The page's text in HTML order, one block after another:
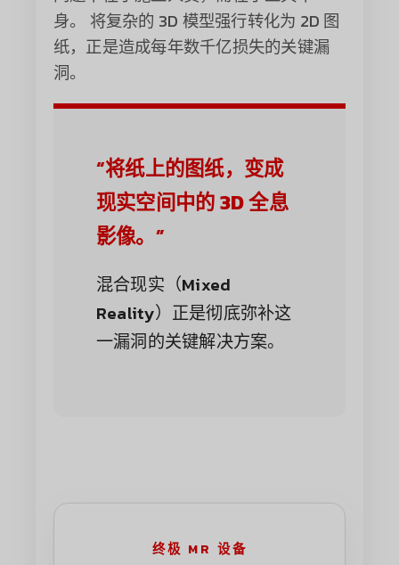
身。 将复杂的 3D 模型强行转化为 2D 图
纸，正是造成每年数千亿损失的关键漏
洞。
“将纸上的图纸，变成
现实空间中的 3D 全息
影像。”
混合现实（Mixed
Reality）正是彻底弥补这
一漏洞的关键解决方案。
终极 MR 设备